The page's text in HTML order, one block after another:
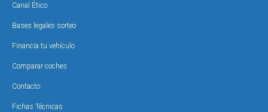
Canal Ético
Bases legales sorteo
Financia tu vehículo
Comparar coches
Contacto
Fichas Técnicas